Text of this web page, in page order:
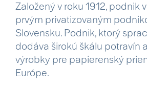
Založený v roku 1912, podnik
prvým privatizovaným
Slovensku. Podnik, ktorý
dodáva širokú škálu potravín
výrobky pre papierenský
Európe.